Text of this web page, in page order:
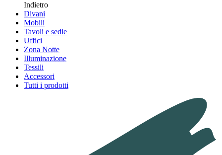
Indietro
Divani
Mobili
Tavoli e sedie
Uffici
Zona Notte
Illuminazione
Tessili
Accessori
Tutti i prodotti